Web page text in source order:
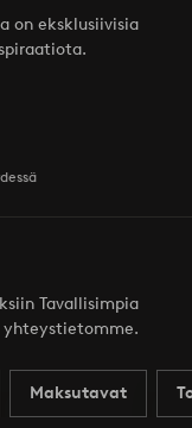
on eksklusiivisia
Tavallisimpia
yhteystietomme.
Maksutavat